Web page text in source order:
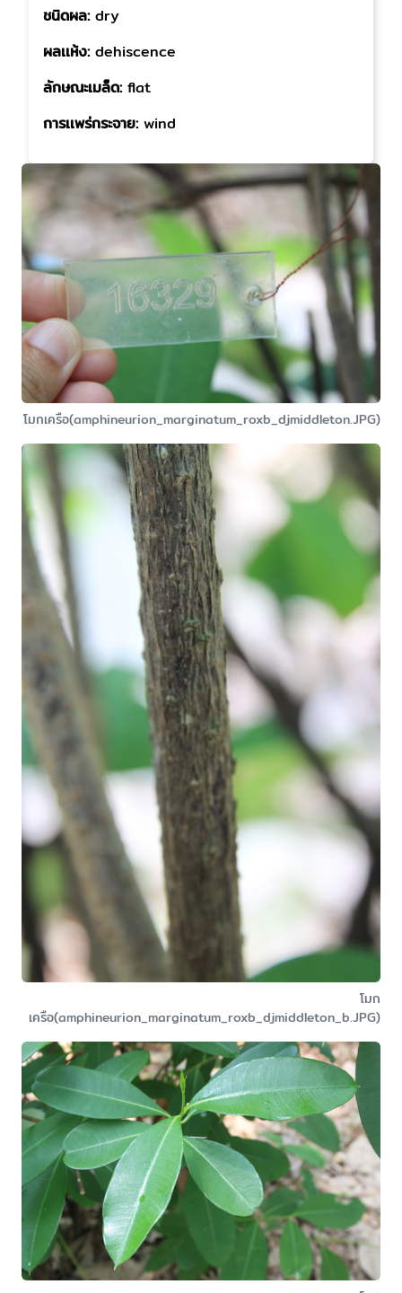
ชนิดผล: dry
ผลเเห้ง: dehiscence
ลักษณะเมล็ด: flat
การเเพร่กระจาย: wind
โมกเครือ(amphineurion_marginatum_roxb_djmiddleton.JPG)
โมก
เครือ(amphineurion_marginatum_roxb_djmiddleton_b.JPG)